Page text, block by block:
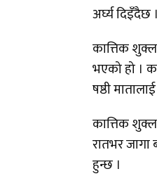
अर्घ्य दिइँदैछ
कात्तिक
भएको हो ।
षष्ठी
कात्तिक शुक्ल
रातभर जागा
हुन्छ ।